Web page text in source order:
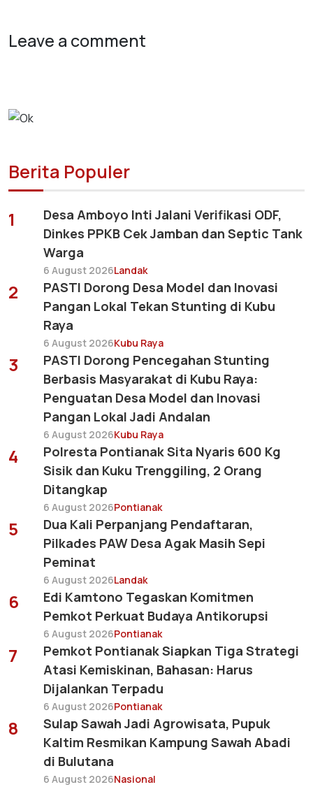
Leave a comment
Berita Populer
1
Desa Amboyo Inti Jalani Verifikasi ODF,
Dinkes PPKB Cek Jamban dan Septic Tank
Warga
6 August 2026Landak
2
PASTI Dorong Desa Model dan Inovasi
Pangan Lokal Tekan Stunting di Kubu
Raya
6 August 2026Kubu Raya
3
PASTI Dorong Pencegahan Stunting
Berbasis Masyarakat di Kubu Raya:
Penguatan Desa Model dan Inovasi
Pangan Lokal Jadi Andalan
6 August 2026Kubu Raya
4
Polresta Pontianak Sita Nyaris 600 Kg
Sisik dan Kuku Trenggiling, 2 Orang
Ditangkap
6 August 2026Pontianak
5
Dua Kali Perpanjang Pendaftaran,
Pilkades PAW Desa Agak Masih Sepi
Peminat
6 August 2026Landak
6
Edi Kamtono Tegaskan Komitmen
Pemkot Perkuat Budaya Antikorupsi
6 August 2026Pontianak
7
Pemkot Pontianak Siapkan Tiga Strategi
Atasi Kemiskinan, Bahasan: Harus
Dijalankan Terpadu
6 August 2026Pontianak
8
Sulap Sawah Jadi Agrowisata, Pupuk
Kaltim Resmikan Kampung Sawah Abadi
di Bulutana
6 August 2026Nasional